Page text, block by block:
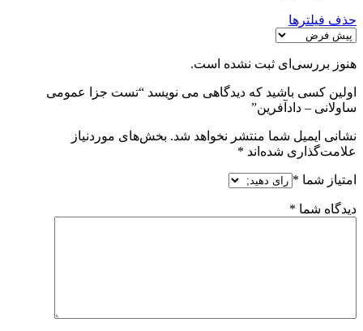
حذف فیلترها
هنوز بررسی‌ای ثبت نشده است.
اولین کسی باشید که دیدگاهی می نویسد “تست جزا عمومی
ساولانی – دادآفرین”
نشانی ایمیل شما منتشر نخواهد شد. بخش‌های موردنیاز
علامت‌گذاری شده‌اند *
امتیاز شما *
دیدگاه شما *